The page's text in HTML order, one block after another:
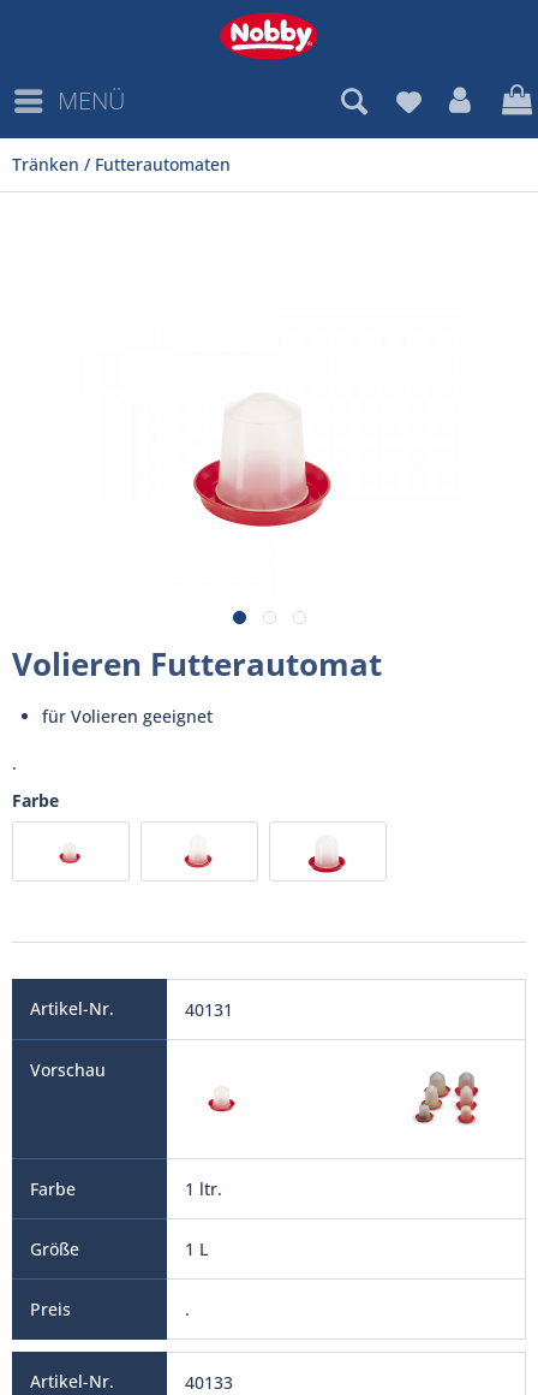
MENÜ
Tränken / Futterautomaten
Volieren Futterautomat
für Volieren geeignet
.
Farbe
40131
1 ltr.
1 L
.
40133